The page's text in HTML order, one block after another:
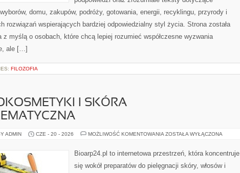
domu, zakupów, podróży, gotowania, energii, recyklingu, przyrody i
rozwiązań wspierających bardziej odpowiedzialny styl życia. Strona została
z myślą o osobach, które chcą lepiej rozumieć współczesne wyzwania
ale […]
FILOZOFIA
I SKÓRA
ADMIN CZE - 20 - 2026 MOŻLIWOŚĆ KOMENTOWANIA DERMOKOSMETYKI
PROBLEMATYCZNA
ZOSTAŁA WYŁĄCZONA
Bioarp24.pl to internetowa przestrzeń, która koncentruje
się wokół preparatów do pielęgnacji skóry, włosów i